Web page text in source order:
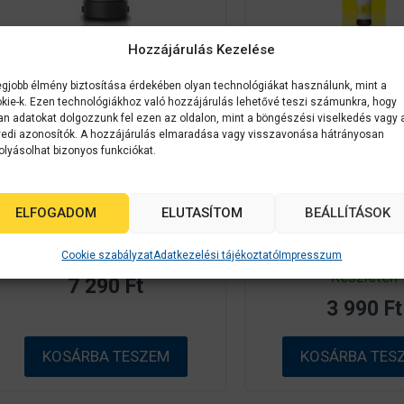
Hozzájárulás Kezelése
élmény biztosítása érdekében olyan technológiákat használunk, mint a
k. Ezen technológiákhoz való hozzájárulás lehetővé teszi számunkra, hogy
adatokat dolgozzunk fel ezen az oldalon, mint a böngészési viselkedés vagy
azonosítók. A hozzájárulás elmaradása vagy visszavonása hátrányosan
bizonyos funkciókat.
ELFOGADOM ELUTASÍTOM BEÁLLÍTÁSOK
Cookie szabályzatAdatkezelési tájékoztatóImpresszum
Epson kellékanyag C13T07D54A
Epson No.115 (T07D5) Grey
tinta 70ml (eredeti)
széria
a
5
-
l
Készleten
7 290Ft
KOSÁRBA TESZEM
Epson kellékanyag
Epson No.101
yellow tinta 70ml
L41xx/L42xx/
62xx/L63xx/
a
5
-
ő
l
Készleten
3 990 Ft
KOSÁRBA